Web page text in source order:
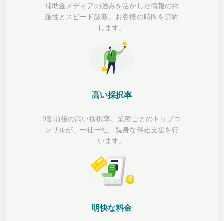
補助金メディアの強みを活かした情報の網
羅性とスピード診断。お客様の時間を節約
します。
高い採択率
9割前後の高い採択率。業種ごとのトップコ
ンサルが、一社一社、親身な伴走支援を行
います。
明快な料金